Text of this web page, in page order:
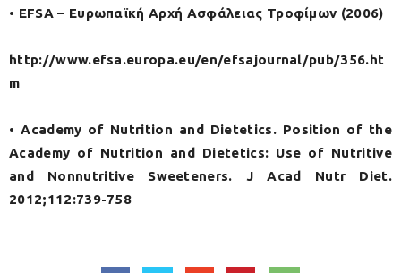
• EFSA – Ευρωπαϊκή Αρχή Ασφάλειας Τροφίμων (2006)
http://www.efsa.europa.eu/en/efsajournal/pub/356.ht
m
• Academy of Nutrition and Dietetics. Position of the
Academy of Nutrition and Dietetics: Use of Nutritive
and Nonnutritive Sweeteners. J Acad Nutr Diet.
2012;112:739-758